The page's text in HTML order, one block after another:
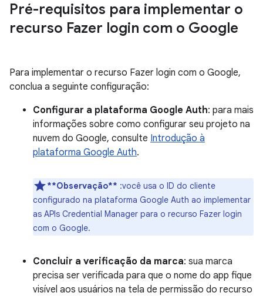
Pré-requisitos para implementar o
recurso Fazer login com o Google
Para implementar o recurso Fazer login com o Google,
conclua a seguinte configuração:
Configurar a plataforma Google Auth: para mais
informações sobre como configurar seu projeto na
nuvem do Google, consulte Introdução à
plataforma Google Auth.
**Observação** :você usa o ID do cliente
configurado na plataforma Google Auth ao implementar
as APIs Credential Manager para o recurso Fazer login
com o Google.
Concluir a verificação da marca: sua marca
precisa ser verificada para que o nome do app fique
visível aos usuários na tela de permissão do recurso